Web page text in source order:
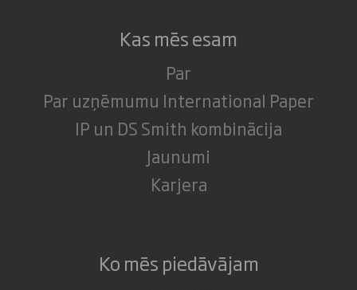
Kas mēs esam
Par
Par uzņēmumu International Paper
IP un DS Smith kombinācija
Jaunumi
Karjera
Ko mēs piedāvājam